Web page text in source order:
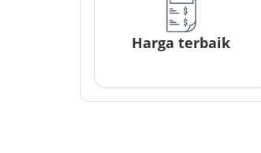
Harga terbaik